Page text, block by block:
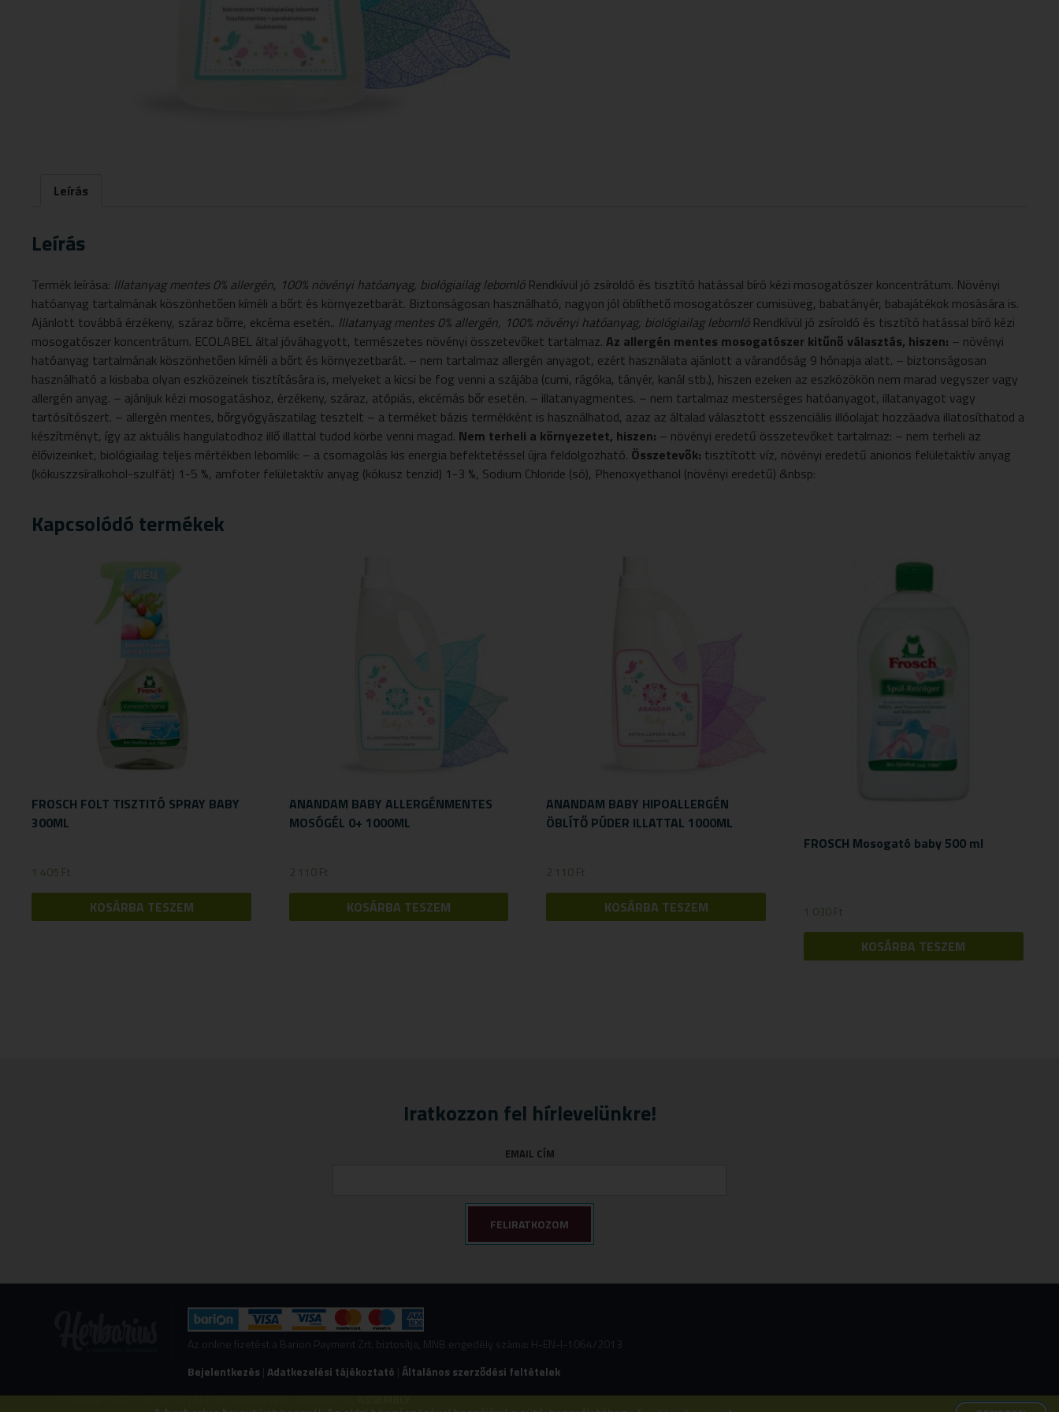
Leírás
Leírás
Termék leírása: Illatanyag mentes 0% allergén, 100% növényi hatóanyag, biológiailag lebomlóRendkívül jó zsíroldó és tisztító hatással bíró kézi mosogatószer koncentrátum. Növényi
hatóanyag tartalmának köszönhetően kíméli a bőrt és környezetbarát. Biztonságosan használható, nagyon jól öblíthető mosogatószer cumisüveg, babatányér, babajátékok mosására is.
Ajánlott továbbá érzékeny, száraz bőrre, ekcéma esetén.. Illatanyag mentes 0% allergén, 100% növényi hatóanyag, biológiailag lebomlóRendkívül jó zsíroldó és tisztító hatással bíró kézi
mosogatószer koncentrátum. ECOLABEL által jóváhagyott, természetes növényi összetevőket tartalmaz.Az allergén mentes mosogatószer kitűnő választás, hiszen: – növényi
hatóanyag tartalmának köszönhetően kíméli a bőrt és környezetbarát. – nem tartalmaz allergén anyagot, ezért használata ajánlott a várandóság 9 hónapja alatt. – biztonságosan
használható a kisbaba olyan eszközeinek tisztítására is, melyeket a kicsi be fog venni a szájába (cumi, rágóka, tányér, kanál stb.), hiszen ezeken az eszközökön nem marad vegyszer vagy
allergén anyag. – ajánljuk kézi mosogatáshoz, érzékeny, száraz, atópiás, ekcémás bőr esetén. – illatanyagmentes. – nem tartalmaz mesterséges hatóanyagot, illatanyagot vagy
tartósítószert. – allergén mentes, bőrgyógyászatilag tesztelt – a terméket bázis termékként is használhatod, azaz az általad választott esszenciális illóolajat hozzáadva illatosíthatod a
készítményt, így az aktuális hangulatodhoz illő illattal tudod körbe venni magad. Nem terheli a környezetet, hiszen: – növényi eredetű összetevőket tartalmaz: – nem terheli az
élővizeinket, biológiailag teljes mértékben lebomlik: – a csomagolás kis energia befektetéssel újra feldolgozható. Összetevők: tisztított víz, növényi eredetű anionos felületaktív anyag
(kókuszzsíralkohol-szulfát) 1-5 %, amfoter felületaktív anyag (kókusz tenzid) 1-3 %, Sodium Chloride (só), Phenoxyethanol (növényi eredetű) &nbsp:
Kapcsolódó termékek
FROSCH FOLT TISZTITÓ SPRAY BABY
300ML
1 405 Ft
KOSÁRBA TESZEM
ANANDAM BABY ALLERGÉNMENTES
MOSÓGÉL 0+ 1000ML
2 110Ft
KOSÁRBA TESZEM
ANANDAM BABY HIPOALLERGÉN
ÖBLÍTŐ PÚDER ILLATTAL 1000ML
2 110Ft
KOSÁRBA TESZEM
FROSCH Mosogató baby 500 ml
1 030Ft
KOSÁRBA TESZEM
Iratkozzon fel hírlevelünkre!
EMAIL CÍM
Az online fizetést a Barion Payment Zrt. biztosítja, MNB engedély száma: H-EN-I-1064/2013
Bejelentkezés |Adatkezelési tájékoztató |Általános szerződési feltételek
© Copyright 2026 Herbarius | All Rights Reserved. | Designed byASSEMBLY